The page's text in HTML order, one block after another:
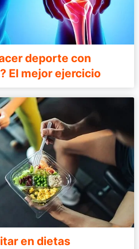
deporte con
El mejor ejercicio
en dietas